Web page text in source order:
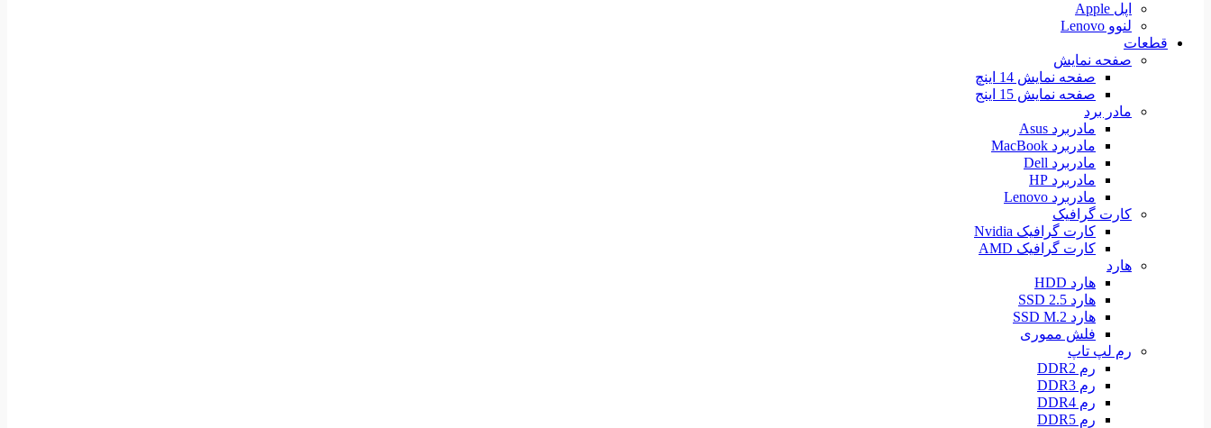
اپل Apple
لنوو Lenovo
قطعات
صفحه نمایش
صفحه نمایش 14 اینچ
صفحه نمایش 15 اینج
مادر برد
مادربرد Asus
مادربرد MacBook
مادربرد Dell
مادربرد HP
مادربرد Lenovo
کارت گرافیک
کارت گرافیک Nvidia
کارت گرافیک AMD
هارد
هارد HDD
هارد SSD 2.5
هارد SSD M.2
فلش مموری
رم لپ تاپ
رم DDR2
رم DDR3
رم DDR4
رم DDR5